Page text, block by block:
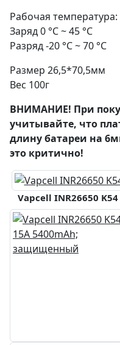
Рабочая температура:
Заряд 0 °C ~ 45 °C
Разряд -20 °C ~ 70 °C
Размер 26,5*70,5мм
Вес 100г
ВНИМАНИЕ! При
учитывайте, что
длину батареи на
это критично!
Vapcell INR26650